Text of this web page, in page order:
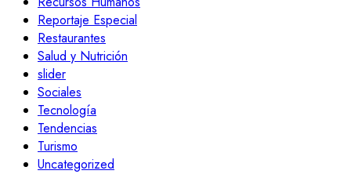
Reportaje Especial
Restaurantes
Salud y Nutrición
slider
Sociales
Tecnología
Tendencias
Turismo
Uncategorized